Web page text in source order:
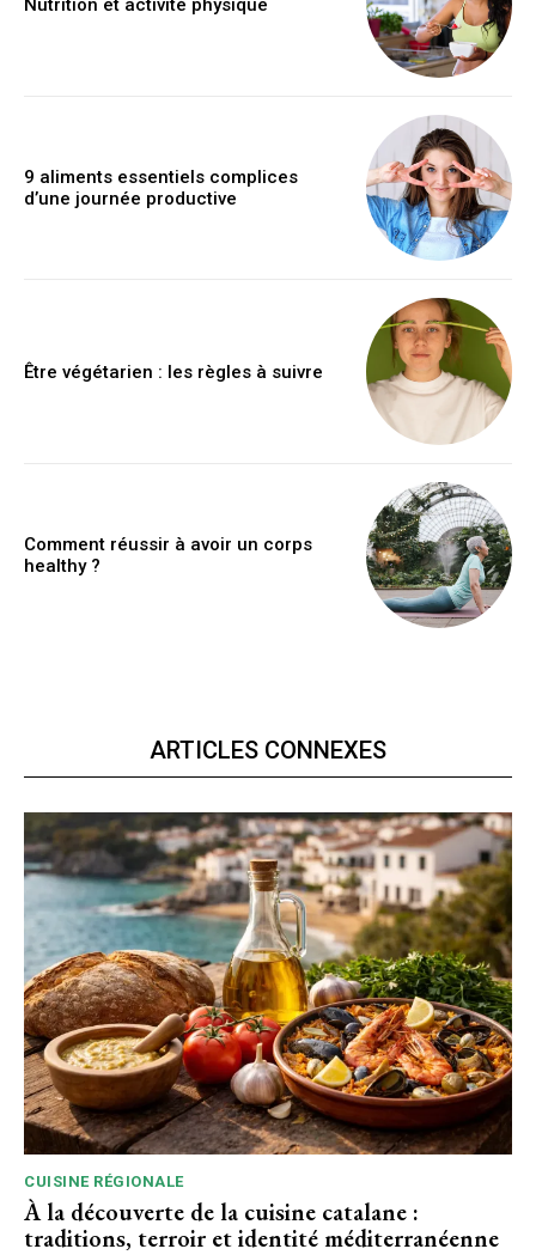
Nutrition et activité physique
9 aliments essentiels complices
d’une journée productive
Être végétarien : les règles à suivre
Comment réussir à avoir un corps
healthy ?
ARTICLES CONNEXES
CUISINE RÉGIONALE
À la découverte de la cuisine catalane :
traditions, terroir et identité méditerranéenne